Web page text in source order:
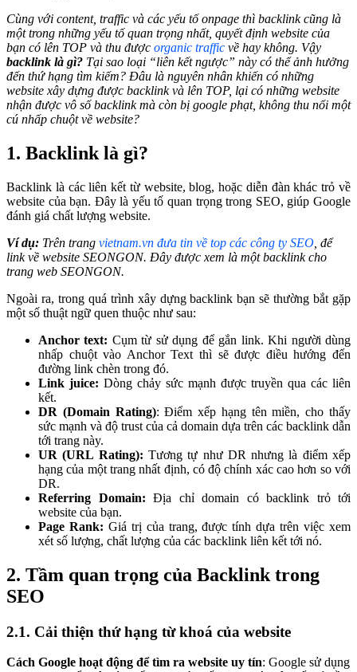
Cùng với content, traffic và các yếu tố onpage thì backlink cũng là
một trong những yếu tố quan trọng nhất, quyết định website của
bạn có lên TOP và thu được organic traffic về hay không. Vậy
backlink là gì? Tại sao loại “liên kết ngược” này có thể ảnh hưởng
đến thứ hạng tìm kiếm? Đâu là nguyên nhân khiến có những
website xây dựng được backlink và lên TOP, lại có những website
nhận được vô số backlink mà còn bị google phạt, không thu nổi một
cú nhấp chuột về website?
1. Backlink là gì?
Backlink là các liên kết từ website, blog, hoặc diễn đàn khác trỏ về
website của bạn. Đây là yếu tố quan trọng trong SEO, giúp Google
đánh giá chất lượng website.
Ví dụ: Trên trang vietnam.vn đưa tin về top các công ty SEO , để
link về website SEONGON. Đây được xem là một backlink cho
trang web SEONGON.
Ngoài ra, trong quá trình xây dựng backlink bạn sẽ thường bắt gặp
một số thuật ngữ quen thuộc như sau:
Anchor text: Cụm từ sử dụng để gắn link. Khi người dùng
nhấp chuột vào Anchor Text thì sẽ được điều hướng đến
đường link chèn trong đó.
Link juice: Dòng chảy sức mạnh được truyền qua các liên
kết.
DR (Domain Rating): Điểm xếp hạng tên miền, cho thấy
sức mạnh và độ trust của cả domain dựa trên các backlink dẫn
tới trang này.
UR (URL Rating): Tương tự như DR nhưng là điểm xếp
hạng của một trang nhất định, có độ chính xác cao hơn so với
DR.
Referring Domain: Địa chỉ domain có backlink trỏ tới
website của bạn.
Page Rank: Giá trị của trang, được tính dựa trên việc xem
xét số lượng, chất lượng của các backlink liên kết tới nó.
2. Tầm quan trọng của Backlink trong
SEO
2.1. Cải thiện thứ hạng từ khoá của website
Cách Google hoạt động để tìm ra website uy tín: Google sử dụng